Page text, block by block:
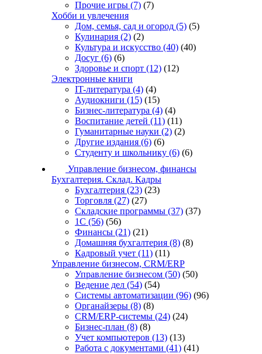
Прочие игры (7) (7)
Хобби и увлечения
Дом, семья, сад и огород (5) (5)
Кулинария (2) (2)
Культура и искусство (40) (40)
Досуг (6) (6)
Здоровье и спорт (12) (12)
Электронные книги
IT-литература (4) (4)
Аудиокниги (15) (15)
Бизнес-литература (4) (4)
Воспитание детей (11) (11)
Гуманитарные науки (2) (2)
Другие издания (6) (6)
Студенту и школьнику (6) (6)
Управление бизнесом, финансы
Бухгалтерия. Склад. Кадры
Бухгалтерия (23) (23)
Торговля (27) (27)
Складские программы (37) (37)
1С (56) (56)
Финансы (21) (21)
Домашняя бухгалтерия (8) (8)
Кадровый учет (11) (11)
Управление бизнесом, CRM/ERP
Управление бизнесом (50) (50)
Ведение дел (54) (54)
Системы автоматизации (96) (96)
Органайзеры (8) (8)
CRM/ERP-системы (24) (24)
Бизнес-план (8) (8)
Учет компьютеров (13) (13)
Работа с документами (41) (41)